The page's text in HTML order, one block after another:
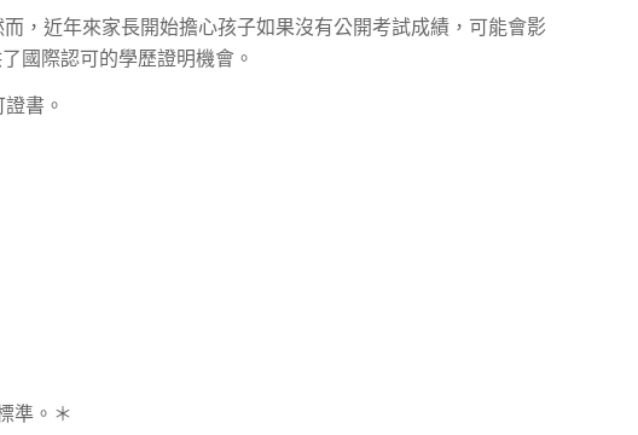
，近年來家長開始擔心孩子如果沒有公開考試成績，可能會影
國際認可的學歷證明機會。
書。
準。＊